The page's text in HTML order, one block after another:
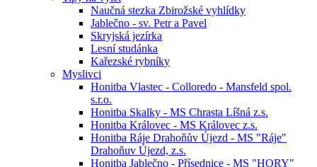
Naučná stezka Zbirožské vyhlídky
Jablečno - sv. Petr a Pavel
Skryjská jezírka
Lesní studánka
Kařezské rybníky
Myslivci
Honitba Vlastec - Colloredo - Mansfeld spol.
s.r.o.
Honitba Skalky - MS Chrasta Líšná z.s.
Honitba Královec - MS Královec z.s.
Honitba Ráje Drahoňův Újezd - MS "Ráje"
Drahoňuv Újezd, z.s.
Honitba Jablečno - Přísednice - MS "HORY"